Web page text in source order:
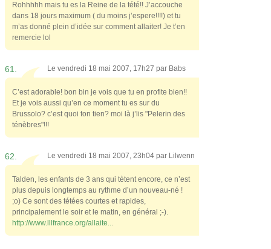
Rohhhhh mais tu es la Reine de la tété!! J’accouche
dans 18 jours maximum ( du moins j’espere!!!!) et tu
m’as donné plein d’idée sur comment allaiter! Je t’en
remercie lol
61. Le vendredi 18 mai 2007, 17h27 par Babs
C’est adorable! bon bin je vois que tu en profite bien!!
Et je vois aussi qu’en ce moment tu es sur du
Brussolo? c’est quoi ton tien? moi là j’lis "Pelerin des
ténèbres"!!!
62. Le vendredi 18 mai 2007, 23h04 par Lilwenn
Talden, les enfants de 3 ans qui tètent encore, ce n’est
plus depuis longtemps au rythme d’un nouveau-né !
;o) Ce sont des tétées courtes et rapides,
principalement le soir et le matin, en général ;-).
http://www.lllfrance.org/allaite...